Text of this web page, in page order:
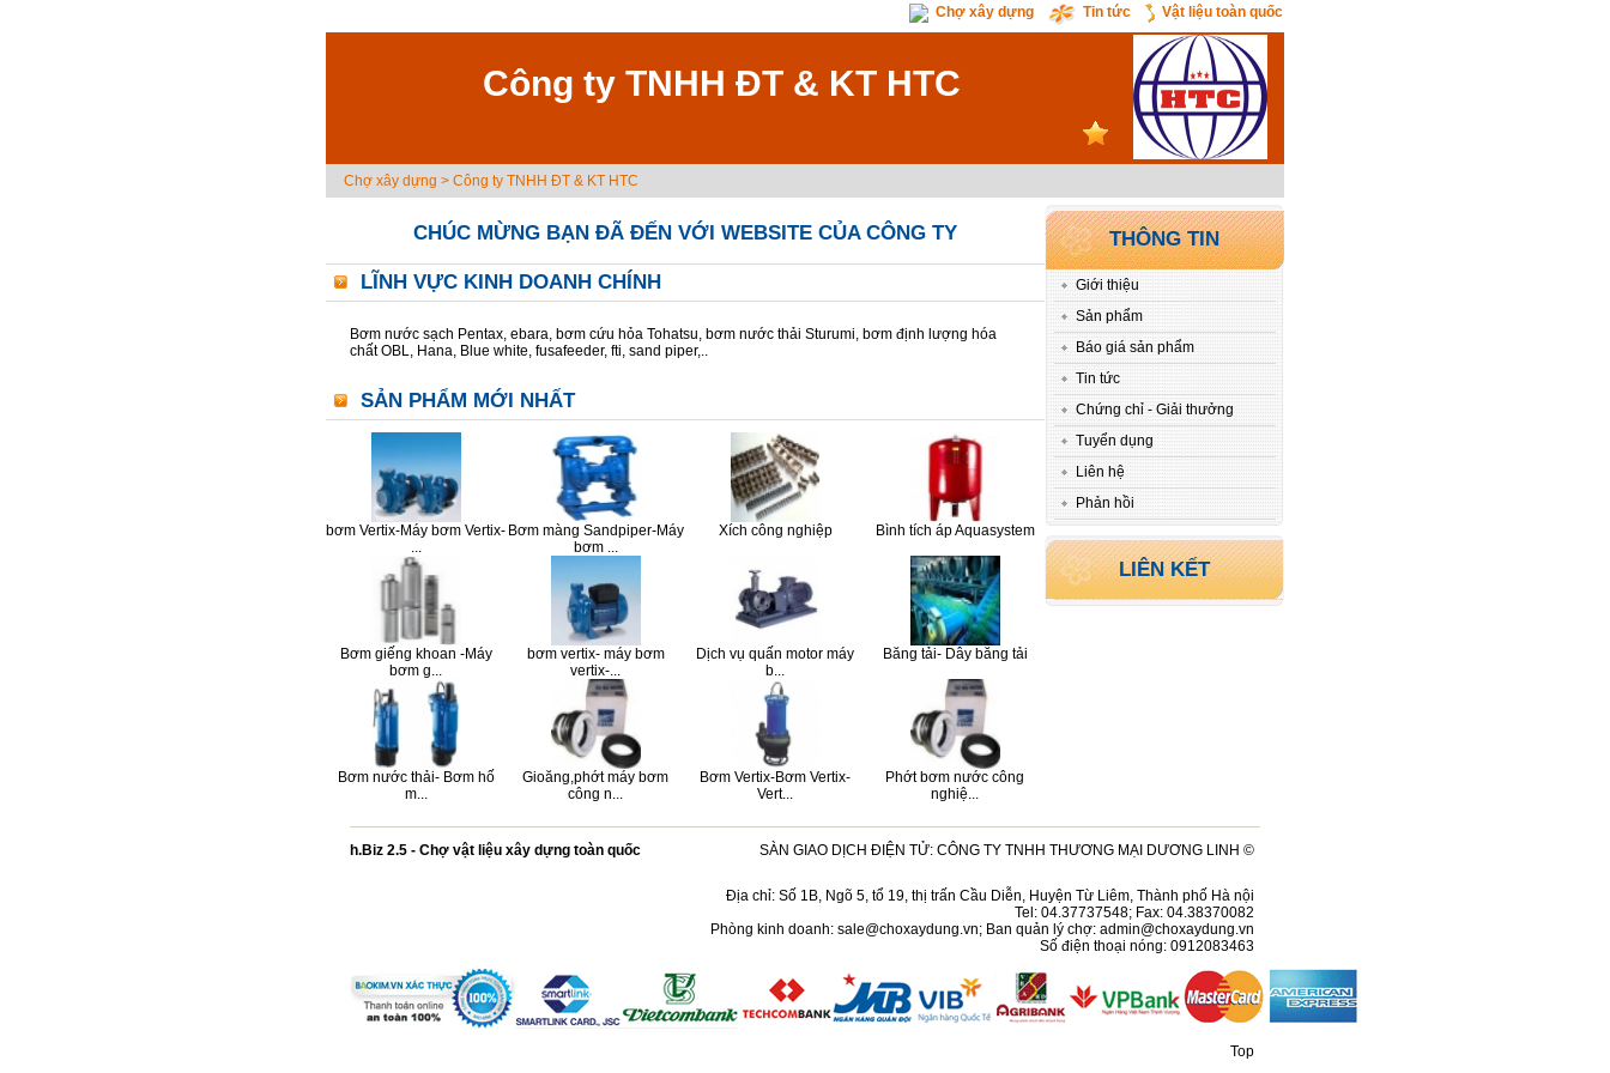
Vật liệu toàn quốc
Tin tức
Chợ xây dựng
Công ty TNHH ĐT & KT HTC
Chợ xây dựng > Công ty TNHH ĐT & KT HTC
CHÚC MỪNG BẠN ĐÃ ĐẾN VỚI WEBSITE CỦA CÔNG TY
LĨNH VỰC KINH DOANH CHÍNH
Bơm nước sạch Pentax, ebara, bơm cứu hỏa Tohatsu, bơm nước thải Sturumi, bơm định lượng hóa
chất OBL, Hana, Blue white, fusafeeder, fti, sand piper,..
SẢN PHẨM MỚI NHẤT
bơm Vertix-Máy bơm Vertix-
...
Bơm màng Sandpiper-Máy
bơm ...
Xích công nghiệp Bình tích áp Aquasystem
Bơm giếng khoan -Máy
bơm g...
bơm vertix- máy bơm
vertix-...
Dịch vụ quấn motor máy
b...
Băng tải- Dây băng tải
Bơm nước thải- Bơm hố
m...
Gioăng,phớt máy bơm
công n...
Bơm Vertix-Bơm Vertix-
Vert...
Phớt bơm nước công
nghiệ...
THÔNG TIN
Giới thiệu
Sản phẩm
Báo giá sản phẩm
Tin tức
Chứng chỉ - Giải thưởng
Tuyển dụng
Liên hệ
Phản hồi
LIÊN KẾT
h.Biz 2.5 - Chợ vật liệu xây dựng toàn quốc SÀN GIAO DỊCH ĐIỆN TỬ: CÔNG TY TNHH THƯƠNG MẠI DƯƠNG LINH ©
Địa chỉ: Số 1B, Ngõ 5, tổ 19, thị trấn Cầu Diễn, Huyện Từ Liêm, Thành phố Hà nội
Tel: 04.37737548; Fax: 04.38370082
Phòng kinh doanh: sale@choxaydung.vn; Ban quản lý chợ: admin@choxaydung.vn
Số điện thoại nóng: 0912083463
Top